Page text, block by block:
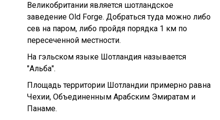
Великобритании является шотландское
заведение Old Forge. Добраться туда можно либо
сев на паром, либо пройдя порядка 1 км по
пересеченной местности.
На гэльском языке Шотландия называется
"Альба".
Площадь территории Шотландии примерно равна
Чехии, Объединенным Арабским Эмиратам и
Панаме.